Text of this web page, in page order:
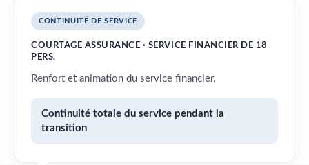
CONTINUITÉ DE SERVICE
COURTAGE ASSURANCE · SERVICE FINANCIER DE 18
PERS.
Renfort et animation du service financier.
Continuité totale du service pendant la
transition